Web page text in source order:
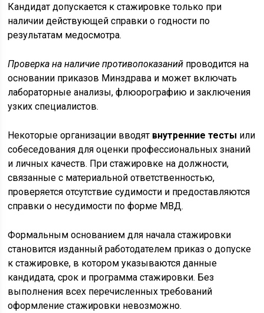
Кандидат допускается к стажировке только при
наличии действующей справки о годности по
результатам медосмотра.
Проверка на наличие противопоказаний проводится на
основании приказов Минздрава и может включать
лабораторные анализы, флюорографию и заключения
узких специалистов.
Некоторые организации вводят внутренние тесты или
собеседования для оценки профессиональных знаний
и личных качеств. При стажировке на должности,
связанные с материальной ответственностью,
проверяется отсутствие судимости и предоставляются
справки о несудимости по форме МВД.
Формальным основанием для начала стажировки
становится изданный работодателем приказ о допуске
к стажировке, в котором указываются данные
кандидата, срок и программа стажировки. Без
выполнения всех перечисленных требований
оформление стажировки невозможно.